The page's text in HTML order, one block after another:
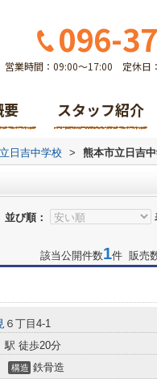
096-
営業時間：09:00～17:00 定休日
要 スタッフ紹介
日吉中学校 > 熊本市立日吉
並び順：
該当公開件数1件 販売
６丁目4-1
駅 徒歩20分
構造 鉄骨造